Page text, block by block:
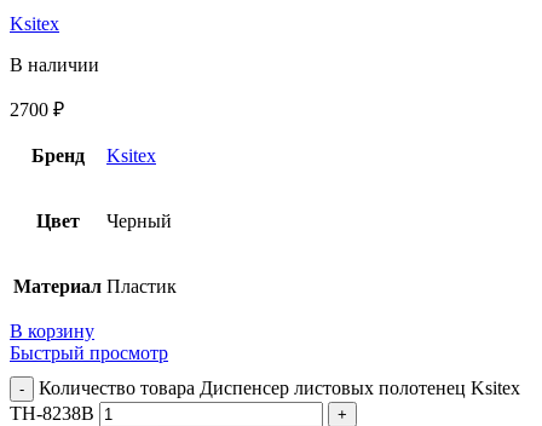
Ksitex
В наличии
2700 ₽
Бренд Ksitex
Цвет Черный
Материал Пластик
В корзину
Быстрый просмотр
Количество товара Диспенсер листовых полотенец Ksitex
TH-8238B